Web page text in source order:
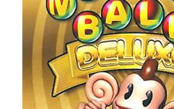
Xbox
Accessoires